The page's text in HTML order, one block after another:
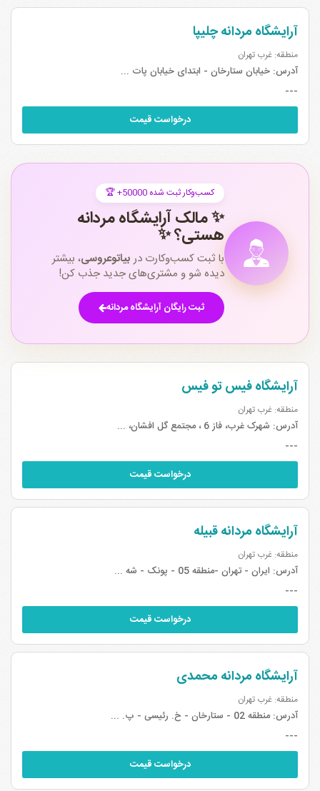
آرایشگاه مردانه چلیپا
منطقه: غرب تهران
آدرس: خیابان ستارخان - ابتدای خیابان پات ...
---
درخواست قیمت
🏆 +50000 کسب‌وکار ثبت شده
✨ مالک آرایشگاه مردانه
هستی؟ ✨
با ثبت کسب‌وکارت دربیاتوعروسی، بیشتر
دیده شو و مشتری‌های جدید جذب کن!
ثبت رایگان آرایشگاه مردانه
آرایشگاه فیس تو فیس
منطقه: غرب تهران
آدرس: شهرک غرب، فاز 6 ، مجتمع گل افشان، ...
---
درخواست قیمت
آرایشگاه مردانه قبیله
منطقه: غرب تهران
آدرس: ایران - تهران -منطقه 05 - پونک - شه ...
---
درخواست قیمت
آرایشگاه مردانه محمدی
منطقه: غرب تهران
آدرس:منطقه 02 - ستارخان - خ. رئیسی - پ. ...
---
درخواست قیمت